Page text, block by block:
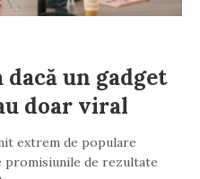
un gadget
doar viral
extrem de populare
promisiunile de rezultate